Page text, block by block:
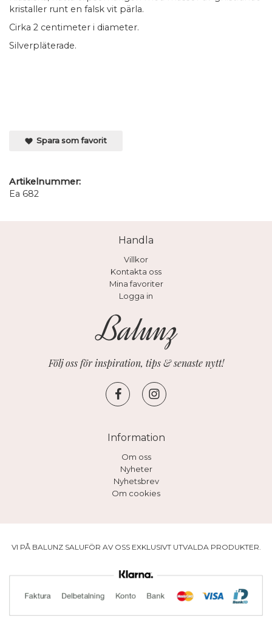
kristaller runt en falsk vit pärla.
Cirka 2 centimeter i diameter.
Silverpläterade.
Spara som favorit
Artikelnummer:
Ea 682
Handla
Villkor
Kontakta oss
Mina favoriter
Logga in
Följ oss för inspiration, tips & senaste nytt!
Information
Om oss
Nyheter
Nyhetsbrev
Om cookies
VI PÅ BALUNZ SALUFÖR AV OSS EXKLUSIVT UTVALDA PRODUKTER.